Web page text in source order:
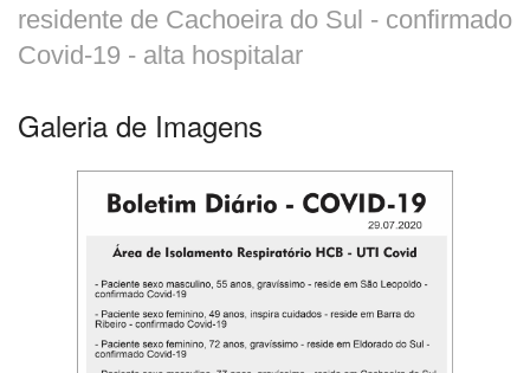
residente de Cachoeira do Sul - confirmado
Covid-19 - alta hospitalar
Galeria de Imagens